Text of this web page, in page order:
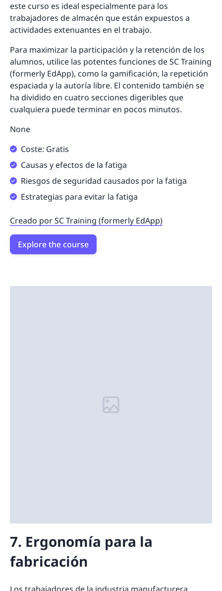
este curso es ideal especialmente para los
trabajadores de almacén que están expuestos a
actividades extenuantes en el trabajo.
Para maximizar la participación y la retención de los
alumnos, utilice las potentes funciones de SC Training
(formerly EdApp), como la gamificación, la repetición
espaciada y la autoría libre. El contenido también se
ha dividido en cuatro secciones digeribles que
cualquiera puede terminar en pocos minutos.
None
Coste: Gratis
Causas y efectos de la fatiga
Riesgos de seguridad causados por la fatiga
Estrategias para evitar la fatiga
Creado por SC Training (formerly EdApp)
Explore the course
7. Ergonomía para la
fabricación